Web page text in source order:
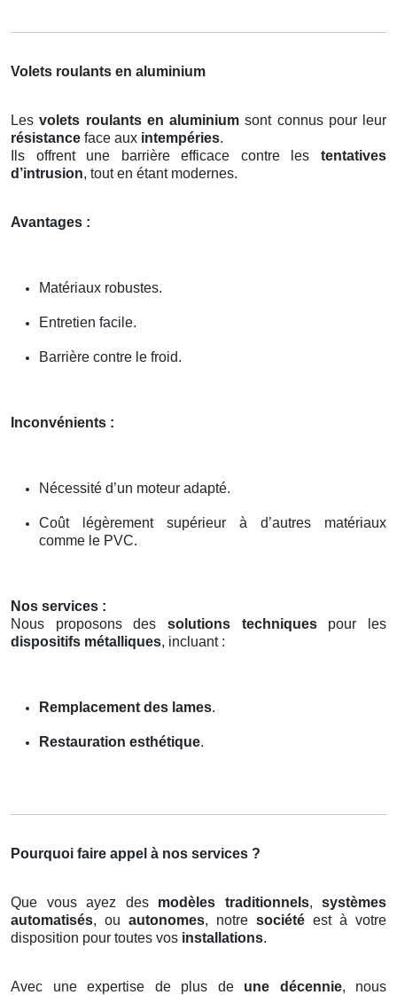
Volets roulants en aluminium
Lesvolets roulants en aluminium sont connus pour leur
résistance face aux intempéries.
Ils offrent une barrière efficace contre les tentatives
d’intrusion, tout en étant modernes.
Avantages :
Matériaux robustes.
Entretien facile.
Barrière contre le froid.
Inconvénients :
Nécessité d’un moteur adapté.
Coût légèrement supérieur à d’autres matériaux
comme le PVC.
Nos services :
Nous proposons des solutions techniquespour les
dispositifs métalliques, incluant :
Remplacement des lames.
Restauration esthétique.
Pourquoi faire appel à nos services ?
Que vous ayez des modèles traditionnels, systèmes
automatisés, ou autonomes, notre société est à votre
disposition pour toutes vos installations.
Avec une expertise de plus de une décennie, nous